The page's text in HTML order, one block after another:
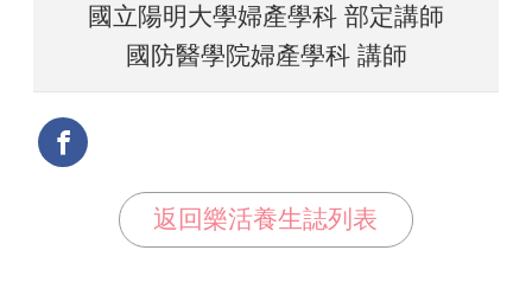
國立陽明大學婦產學科 部定講師
國防醫學院婦產學科 講師
返回樂活養生誌列表